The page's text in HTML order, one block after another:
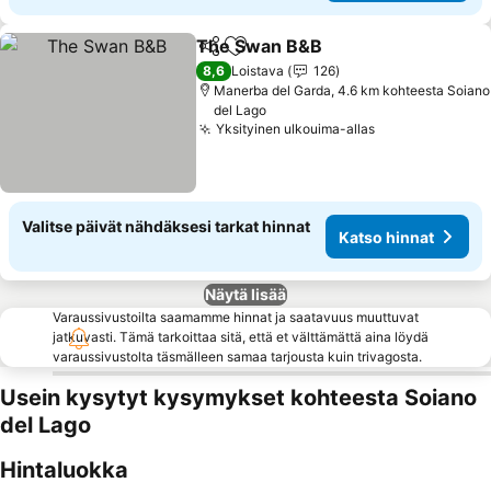
Jaa Lisää suosikkeihin
The Swan B&B
8,6 Loistava
126
Manerba del Garda, 4.6 km kohteesta Soiano
del Lago
Yksityinen ulkouima-allasKatso hinnat
Valitse päivät nähdäksesi tarkat hinnat
Katso hinnat
Näytä lisää
Varaussivustoilta saamamme hinnat ja saatavuus muuttuvat
jatkuvasti. Tämä tarkoittaa sitä, että et välttämättä aina löydä
varaussivustolta täsmälleen samaa tarjousta kuin trivagosta.
Usein kysytyt kysymykset kohteesta Soiano
del Lago
Hintaluokka